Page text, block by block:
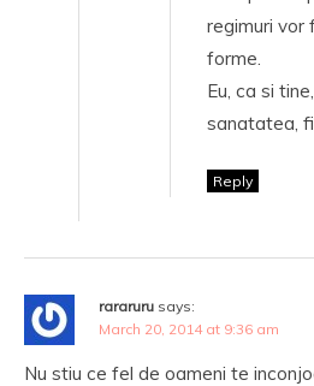
regimuri vor
forme.
Eu, ca si
sanatatea,
Reply
rararuru says:
March 20, 2014 at 9:36 am
Nu stiu ce fel de oameni te